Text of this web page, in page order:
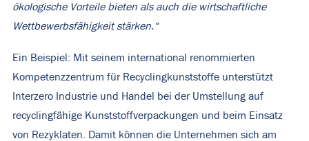
ökologische Vorteile bieten als auch die wirtschaftliche
Wettbewerbsfähigkeit stärken.“
Ein Beispiel: Mit seinem international renommierten
Kompetenzzentrum für Recyclingkunststoffe unterstützt
Interzero Industrie und Handel bei der Umstellung auf
recyclingfähige Kunststoffverpackungen und beim Einsatz
von Rezyklaten. Damit können die Unternehmen sich am